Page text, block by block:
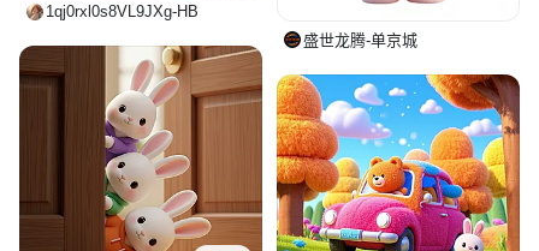
盛世龙腾-单京城
1qj0rxl0s8VL9JXg-HB